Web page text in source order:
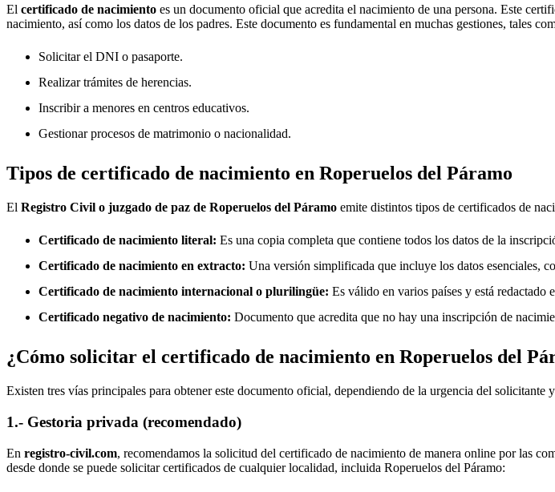
El certificado de nacimiento es un documento oficial que acredita el nacimiento de una persona. Este
nacimiento, así como los datos de los padres. Este documento es fundamental en muchas gestiones, tales
Solicitar el DNI o pasaporte.
Realizar trámites de herencias.
Inscribir a menores en centros educativos.
Gestionar procesos de matrimonio o nacionalidad.
Tipos de certificado de nacimiento en Roperuelos del Páramo
El Registro Civil o juzgado de paz de Roperuelos del Páramo emite distintos tipos de certificados de
Certificado de nacimiento literal: Es una copia completa que contiene todos los datos de la
Certificado de nacimiento en extracto: Una versión simplificada que incluye los datos esenciales,
Certificado de nacimiento internacional o plurilingüe: Es válido en varios países y está redactado
Certificado negativo de nacimiento: Documento que acredita que no hay una inscripción de
¿Cómo solicitar el certificado de nacimiento en Roperuelos del
Existen tres vías principales para obtener este documento oficial, dependiendo de la urgencia del solicitante
1.- Gestoria privada (recomendado)
En registro-civil.com, recomendamos la solicitud del certificado de nacimiento de manera online por las
desde donde se puede solicitar certificados de cualquier localidad, incluida Roperuelos del Páramo: